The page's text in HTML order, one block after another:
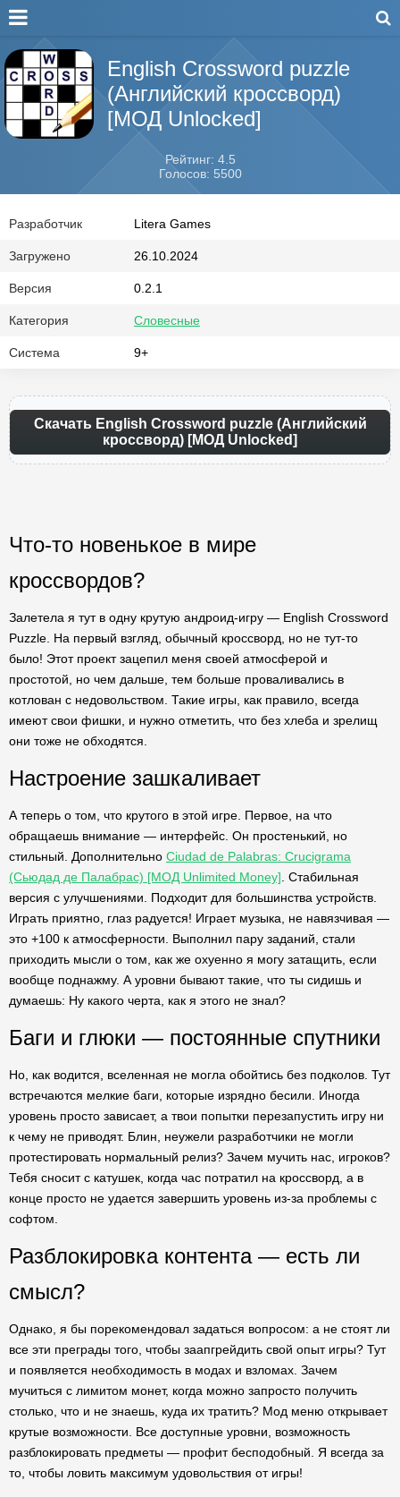
English Crossword puzzle
(Английский кроссворд)
[МОД Unlocked]
Рейтинг: 4.5
Голосов: 5500
Разработчик Litera Games
Загружено 26.10.2024
Версия 0.2.1
Категория Словесные
Система 9+
Скачать English Crossword puzzle (Английский
кроссворд) [МОД Unlocked]
Что-то новенькое в мире
кроссвордов?
Залетела я тут в одну крутую андроид-игру — English Crossword
Puzzle. На первый взгляд, обычный кроссворд, но не тут-то
было! Этот проект зацепил меня своей атмосферой и
простотой, но чем дальше, тем больше проваливались в
котлован с недовольством. Такие игры, как правило, всегда
имеют свои фишки, и нужно отметить, что без хлеба и зрелищ
они тоже не обходятся.
Настроение зашкаливает
А теперь о том, что крутого в этой игре. Первое, на что
обращаешь внимание — интерфейс. Он простенький, но
стильный. Дополнительно Ciudad de Palabras: Crucigrama
(Сьюдад де Палабрас) [МОД Unlimited Money] . Стабильная
версия с улучшениями. Подходит для большинства устройств.
Играть приятно, глаз радуется! Играет музыка, не навязчивая —
это +100 к атмосферности. Выполнил пару заданий, стали
приходить мысли о том, как же охуенно я могу затащить, если
вообще поднажму. А уровни бывают такие, что ты сидишь и
думаешь: Ну какого черта, как я этого не знал?
Баги и глюки — постоянные спутники
Но, как водится, вселенная не могла обойтись без подколов. Тут
встречаются мелкие баги, которые изрядно бесили. Иногда
уровень просто зависает, а твои попытки перезапустить игру ни
к чему не приводят. Блин, неужели разработчики не могли
протестировать нормальный релиз? Зачем мучить нас, игроков?
Тебя сносит с катушек, когда час потратил на кроссворд, а в
конце просто не удается завершить уровень из-за проблемы с
софтом.
Разблокировка контента — есть ли
смысл?
Однако, я бы порекомендовал задаться вопросом: а не стоят ли
все эти преграды того, чтобы заапгрейдить свой опыт игры? Тут
и появляется необходимость в модах и взломах. Зачем
мучиться с лимитом монет, когда можно запросто получить
столько, что и не знаешь, куда их тратить? Мод меню открывает
крутые возможности. Все доступные уровни, возможность
разблокировать предметы — профит бесподобный. Я всегда за
то, чтобы ловить максимум удовольствия от игры!